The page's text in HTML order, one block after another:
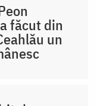
făcut din
un